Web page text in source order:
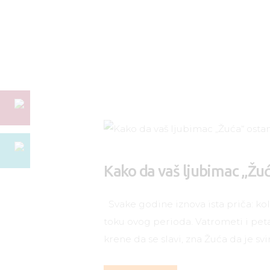
Kako da vaš ljubimac
Svake godine iznova ista priča:
toku ovog perioda. Vatrometi i
krene da se slavi, zna Žuća da je